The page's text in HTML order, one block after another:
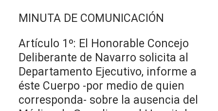
MINUTA DE COMUNICACIÓN
Artículo 1º: El Honorable Concejo
Deliberante de Navarro solicita al
Departamento Ejecutivo, informe a
éste Cuerpo -por medio de quien
corresponda- sobre la ausencia del